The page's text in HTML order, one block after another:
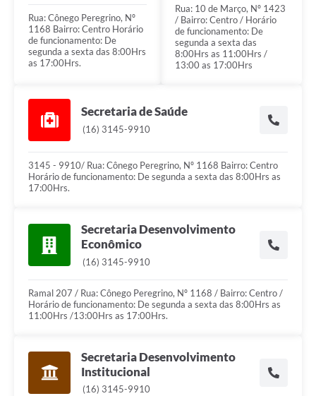
Rua: Cônego Peregrino, Nº
1168 Bairro: Centro Horário
de funcionamento: De
segunda a sexta das 8:00Hrs
as 17:00Hrs.
Rua: 10 de Março, Nº 1423
/ Bairro: Centro / Horário
de funcionamento: De
segunda a sexta das
8:00Hrs as 11:00Hrs /
13:00 as 17:00Hrs
Secretaria de Saúde
(16) 3145-9910
3145 - 9910/ Rua: Cônego Peregrino, Nº 1168 Bairro: Centro
Horário de funcionamento: De segunda a sexta das 8:00Hrs as
17:00Hrs.
Secretaria Desenvolvimento
Econômico
(16) 3145-9910
Ramal 207 / Rua: Cônego Peregrino, Nº 1168 / Bairro: Centro /
Horário de funcionamento: De segunda a sexta das 8:00Hrs as
11:00Hrs /13:00Hrs as 17:00Hrs.
Secretaria Desenvolvimento
Institucional
(16) 3145-9910